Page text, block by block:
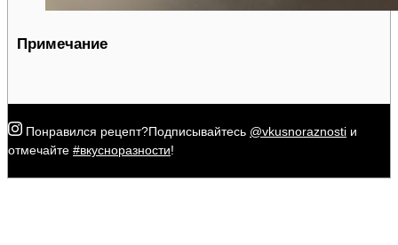
Примечание
Понравился рецепт?Подписывайтесь @vkusnoraznosti и
отмечайте #вкусноразности!